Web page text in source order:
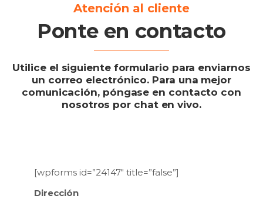
Atención al cliente
Ponte en contacto
Utilice el siguiente formulario para enviarnos
un correo electrónico. Para una mejor
comunicación, póngase en contacto con
nosotros por chat en vivo.
[wpforms id=”24147″ title=”false”]
Dirección